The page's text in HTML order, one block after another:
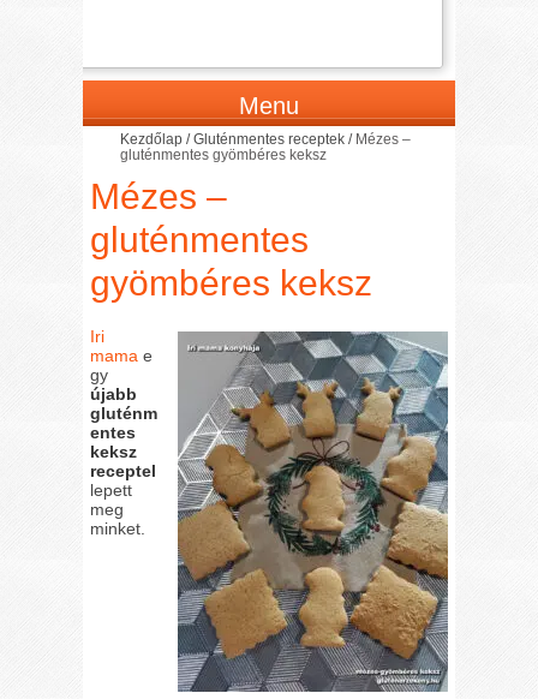
Menu
Kezdőlap /Gluténmentes receptek / Mézes –
gluténmentes gyömbéres keksz
Mézes –
gluténmentes
gyömbéres keksz
Iri
mama e
gy
újabb
gluténm
entes
keksz
receptel
lepett
meg
minket.